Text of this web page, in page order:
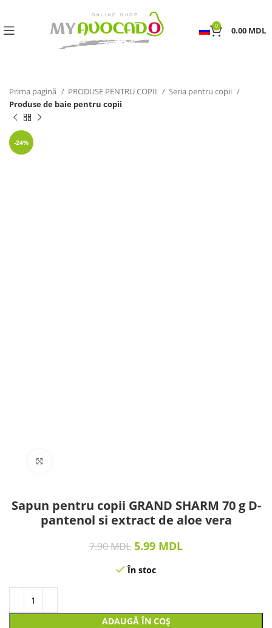
0 0.00 MDL
Prima pagină PRODUSE PENTRU COPII
Seria pentru copii
Produse de baie pentru copii
-24%
Sapun pentru copii GRAND SHARM 70 g D-
pantenol si extract de aloe vera
7.90MDL 5.99 MDL
În stoc
ADAUGĂ ÎN COȘ